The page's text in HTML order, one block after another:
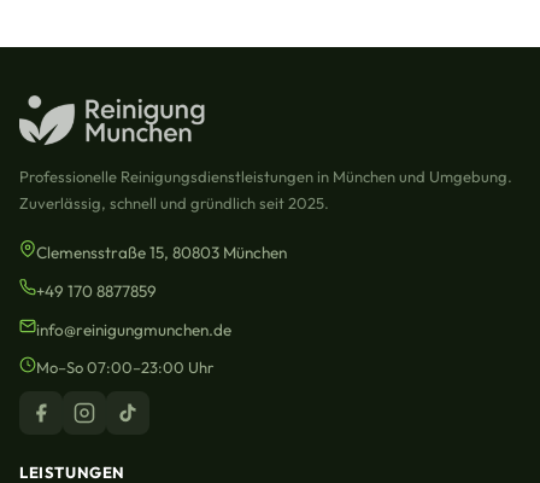
Professionelle Reinigungsdienstleistungen in München und Umgebung.
Zuverlässig, schnell und gründlich seit 2025.
Clemensstraße 15, 80803 München
+49 170 8877859
info@reinigungmunchen.de
Mo–So 07:00–23:00 Uhr
LEISTUNGEN